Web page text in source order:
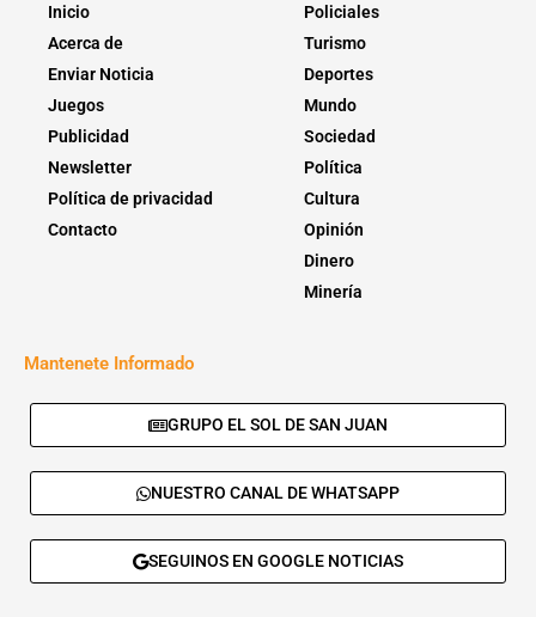
Inicio
Acerca de
Enviar Noticia
Juegos
Publicidad
Newsletter
Política de privacidad
Contacto
Policiales
Turismo
Deportes
Mundo
Sociedad
Política
Cultura
Opinión
Dinero
Minería
Mantenete Informado
GRUPO EL SOL DE SAN JUAN
NUESTRO CANAL DE WHATSAPP
SEGUINOS EN GOOGLE NOTICIAS